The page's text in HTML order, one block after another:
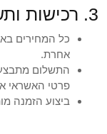
3. רכישות ותשלומים
כל המחירים
אחרת.
התשלום
פרטי האשראי
ביצוע הזמנה